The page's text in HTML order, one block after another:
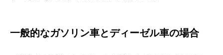
一般的なガソリン車とディーゼル車の場合